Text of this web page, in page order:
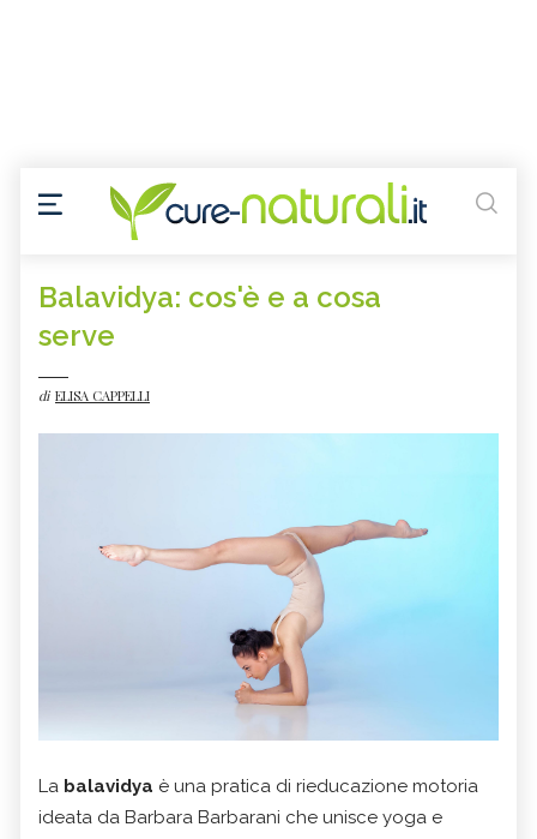
Balavidya: cos'è e a cosa
serve
di ELISA CAPPELLI
La balavidya è una pratica di rieducazione motoria
ideata da Barbara Barbarani che unisce yoga e